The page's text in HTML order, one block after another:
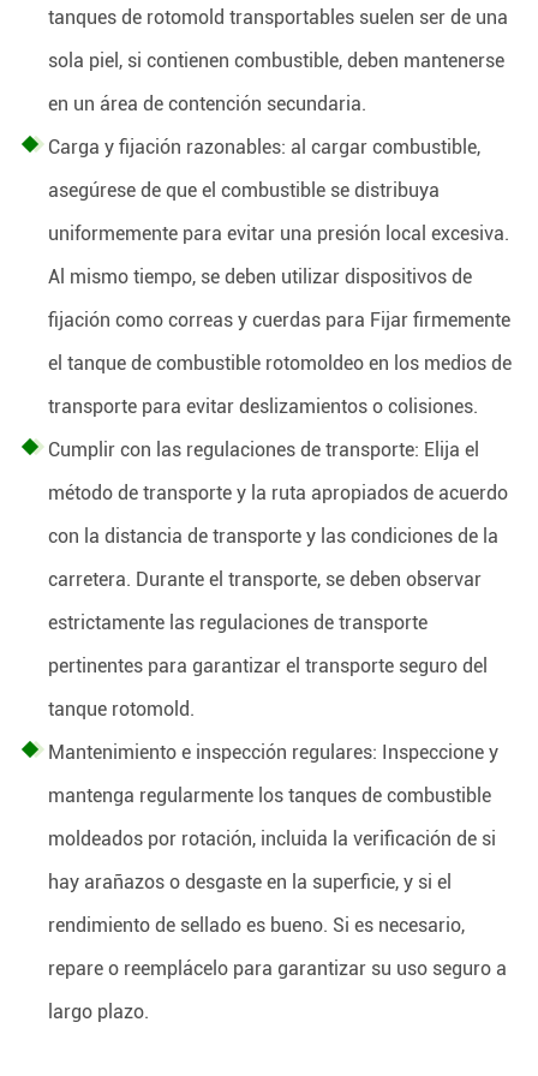
tanques de rotomold transportables suelen ser de una
sola piel, si contienen combustible, deben mantenerse
en un área de contención secundaria.
Carga y fijación razonables: al cargar combustible,
asegúrese de que el combustible se distribuya
uniformemente para evitar una presión local excesiva.
Al mismo tiempo, se deben utilizar dispositivos de
fijación como correas y cuerdas para Fijar firmemente
el tanque de combustible rotomoldeo en los medios de
transporte para evitar deslizamientos o colisiones.
Cumplir con las regulaciones de transporte: Elija el
método de transporte y la ruta apropiados de acuerdo
con la distancia de transporte y las condiciones de la
carretera. Durante el transporte, se deben observar
estrictamente las regulaciones de transporte
pertinentes para garantizar el transporte seguro del
tanque rotomold.
Mantenimiento e inspección regulares: Inspeccione y
mantenga regularmente los tanques de combustible
moldeados por rotación, incluida la verificación de si
hay arañazos o desgaste en la superficie, y si el
rendimiento de sellado es bueno. Si es necesario,
repare o reemplácelo para garantizar su uso seguro a
largo plazo.